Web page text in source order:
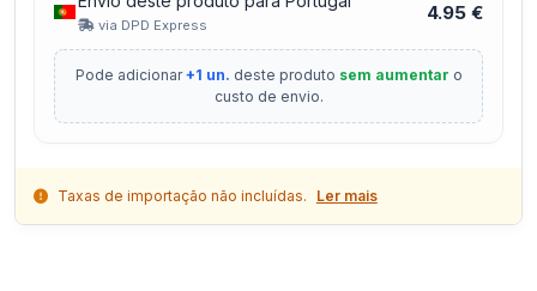
via DPD Express
4.95 €
Pode adicionar+1 un. deste produto sem aumentar o
custo de envio.
Taxas de importação não incluídas. Ler mais